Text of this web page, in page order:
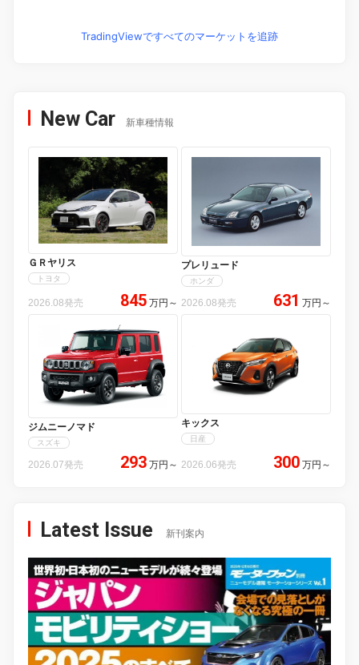
TradingViewですべてのマーケットを追跡
New Car 新車種情報
ＧＲヤリス
トヨタ
2026.08発売 845 万円 ～
プレリュード
ホンダ
2026.08発売 631 万円 ～
ジムニーノマド
スズキ
2026.07発売 293 万円 ～
キックス
日産
2026.06発売 300 万円 ～
Latest Issue 新刊案内